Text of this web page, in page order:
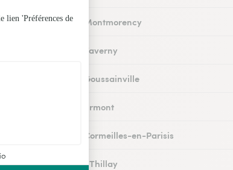
Fleuristes à Montmorency
Fleuristes à Taverny
Fleuristes à Goussainville
Fleuristes à Ermont
Fleuristes à Cormeilles-en-Parisis
Fleuristes au Thillay